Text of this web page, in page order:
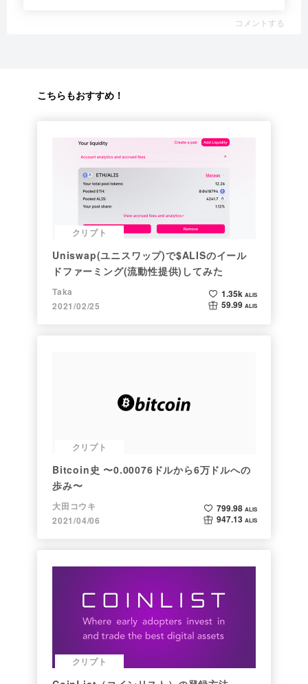
コメントする
こちらもおすすめ！
クリプト
Uniswap(ユニスワップ)で$ALISのイール
ドファーミング(流動性提供)してみた
Taka
2021/02/25
1.35k ALIS
59.99 ALIS
クリプト
Bitcoin史 〜0.00076ドルから6万ドルへの
歩み〜
大田コウキ
2021/04/06
799.98 ALIS
947.13 ALIS
クリプト